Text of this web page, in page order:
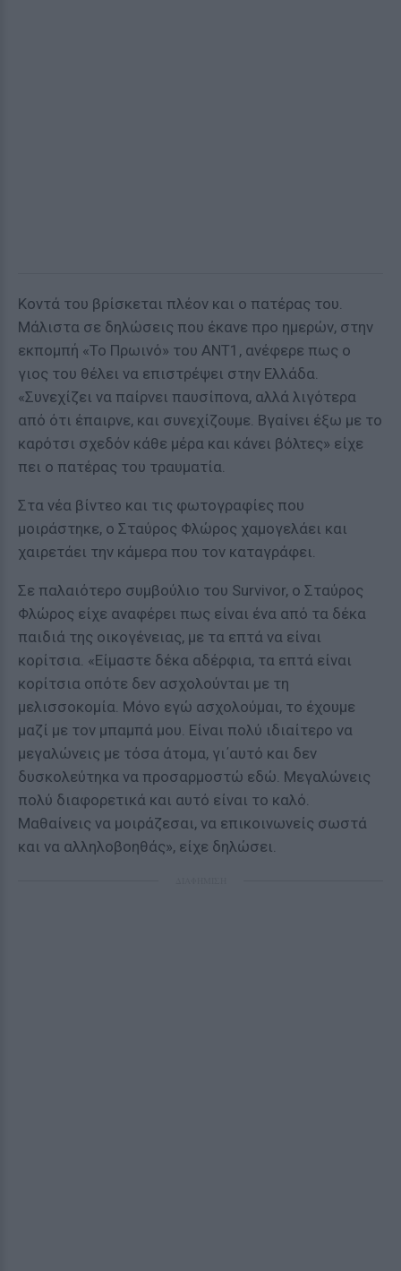
Κοντά του βρίσκεται πλέον και ο πατέρας του.
Μάλιστα σε δηλώσεις που έκανε προ ημερών, στην
εκπομπή «Το Πρωινό» του ΑΝΤ1, ανέφερε πως ο
γιος του θέλει να επιστρέψει στην Ελλάδα.
«Συνεχίζει να παίρνει παυσίπονα, αλλά λιγότερα
από ότι έπαιρνε, και συνεχίζουμε. Βγαίνει έξω με το
καρότσι σχεδόν κάθε μέρα και κάνει βόλτες» είχε
πει ο πατέρας του τραυματία.
Στα νέα βίντεο και τις φωτογραφίες που
μοιράστηκε, ο Σταύρος Φλώρος χαμογελάει και
χαιρετάει την κάμερα που τον καταγράφει.
Σε παλαιότερο συμβούλιο του Survivor, ο Σταύρος
Φλώρος είχε αναφέρει πως είναι ένα από τα δέκα
παιδιά της οικογένειας, με τα επτά να είναι
κορίτσια. «Είμαστε δέκα αδέρφια, τα επτά είναι
κορίτσια οπότε δεν ασχολούνται με τη
μελισσοκομία. Μόνο εγώ ασχολούμαι, το έχουμε
μαζί με τον μπαμπά μου. Είναι πολύ ιδιαίτερο να
μεγαλώνεις με τόσα άτομα, γι΄αυτό και δεν
δυσκολεύτηκα να προσαρμοστώ εδώ. Μεγαλώνεις
πολύ διαφορετικά και αυτό είναι το καλό.
Μαθαίνεις να μοιράζεσαι, να επικοινωνείς σωστά
και να αλληλοβοηθάς», είχε δηλώσει.